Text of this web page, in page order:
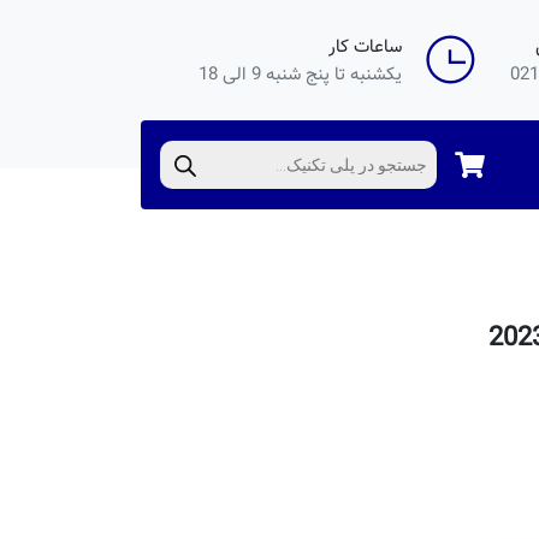
ساعات کار
یکشنبه تا پنج شنبه 9 الی 18
Products
search